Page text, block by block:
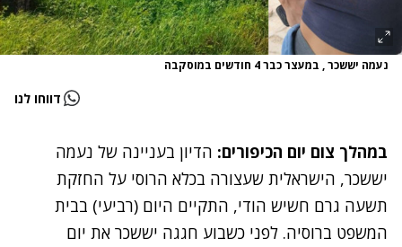
נעמה יששכר , במעצר כבר 4 חודשים במוסקבה
דווחו לנו
במהלך צום יום הכיפורים: הדיון בעניינה של נעמה
יששכר, הישראלית שעצורה בכלא הרוסי על החזקת
תשעה גרם חשיש הודי, התקיים היום (רביעי) בבית
המשפט ברוסיה. לפני כשבוע חגגה יששכר את יום